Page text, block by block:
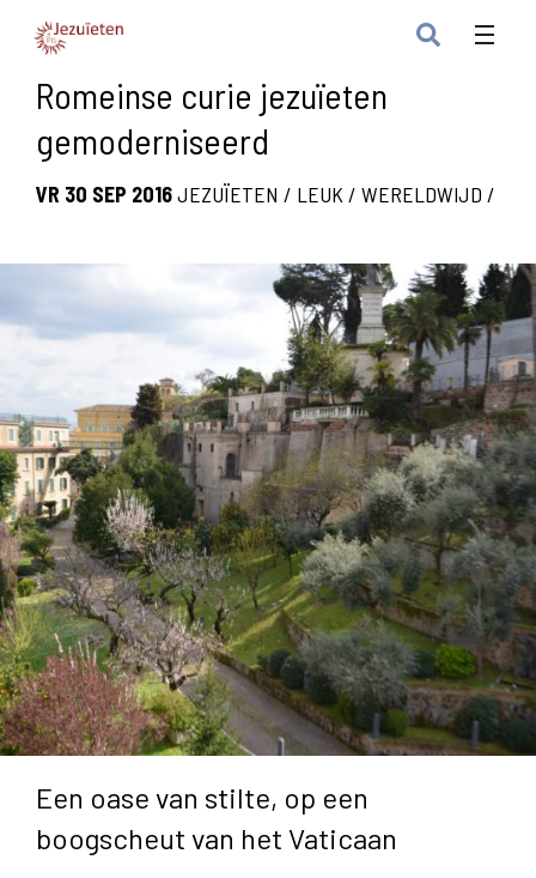
Romeinse curie jezuïeten
gemoderniseerd
VR 30 SEP 2016JEZUÏETEN / LEUK / WERELDWIJD /
Een oase van stilte, op een
boogscheut van het Vaticaan